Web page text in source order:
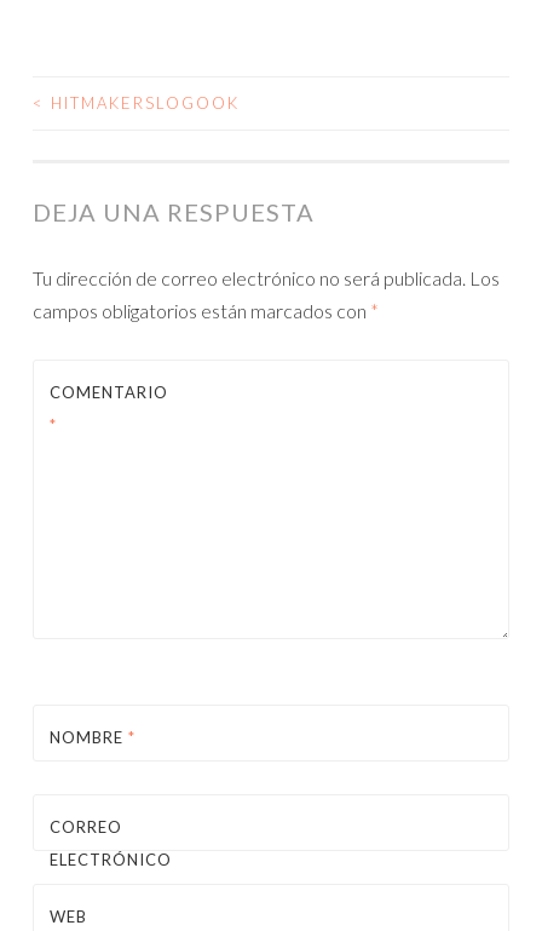
NAVEGACIÓN
ENTRADAS
< HITMAKERSLOGOOK
DEJA UNA RESPUESTA
Tu dirección de correo electrónico no será publicada. Los
campos obligatorios están marcados con *
COMENTARIO
*
NOMBRE *
CORREO
ELECTRÓNICO
WEB